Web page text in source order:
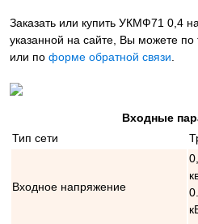
Заказать или купить УКМФ71 0,4
указанной на сайте, Вы можете
или по форме обратной связи.
Входные
Тип сети
Входное напряжение